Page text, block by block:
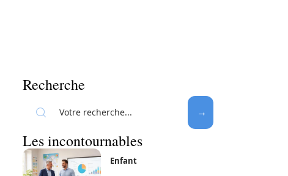
Recherche
Les incontournables
Enfant